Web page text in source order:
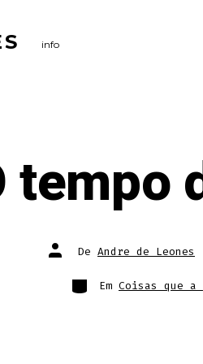
info
tempo
Autor
do De Andre de Leones
Categorias
Em Coisas que a